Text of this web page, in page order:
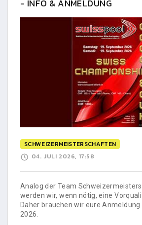
- INFO & ANMELDUNG
SCHWEIZERMEISTERSCHAFTEN
04. JULI 2026, 17:58
Analog der Team
werden wir, wenn nötig, eine
Daher brauchen wir eure Anmeldung
2026.